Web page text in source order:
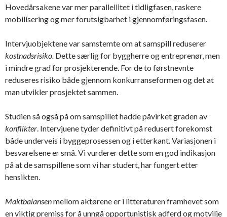
Hovedårsakene var mer parallellitet i tidligfasen, raskere
mobilisering og mer forutsigbarhet i gjennomføringsfasen.
Intervjuobjektene var samstemte om at samspill reduserer
kostnadsrisiko. Dette særlig for byggherre og entreprenør, men
i mindre grad for prosjekterende. For de to førstnevnte
reduseres risiko både gjennom konkurranseformen og det at
man utvikler prosjektet sammen.
Studien så også på om samspillet hadde påvirket graden av
konflikter. Intervjuene tyder definitivt på redusert forekomst
både underveis i byggeprosessen og i etterkant. Variasjonen i
besvarelsene er små. Vi vurderer dette som en god indikasjon
på at de samspillene som vi har studert, har fungert etter
hensikten.
Maktbalansenmellom aktørene er i litteraturen framhevet som
en viktig premiss for å unngå opportunistisk adferd og motvilje